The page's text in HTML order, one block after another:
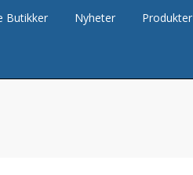
Butikker Nyheter Produkter